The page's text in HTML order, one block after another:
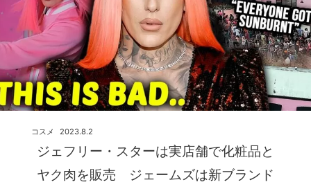
ジェフリー・スターは実店舗で化粧品と
ヤク肉を販売 ジェームズは新ブランド
2023.8.2
コスメ